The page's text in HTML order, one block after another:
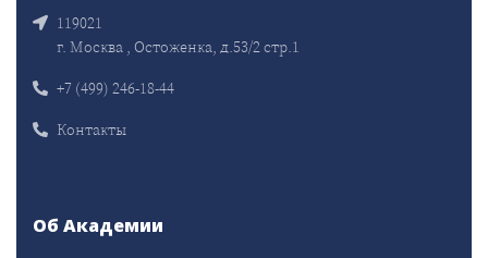
119021
г. Москва , Остоженка, д.53/2 стр.1
+7 (499) 246-18-44
Контакты
Об Академии